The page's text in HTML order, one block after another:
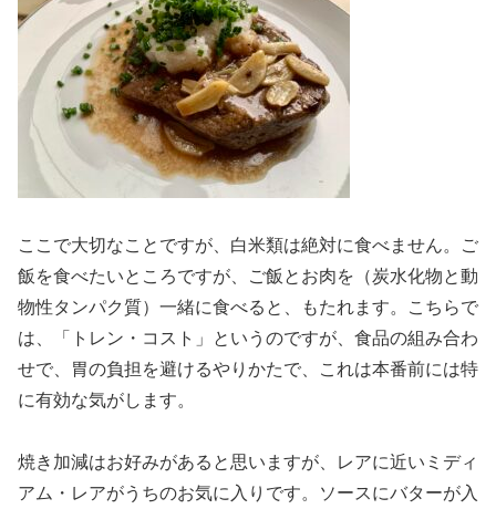
ここで大切なことですが、白米類は絶対に食べません。ご
飯を食べたいところですが、ご飯とお肉を（炭水化物と動
物性タンパク質）一緒に食べると、もたれます。こちらで
は、「トレン・コスト」というのですが、食品の組み合わ
せで、胃の負担を避けるやりかたで、これは本番前には特
に有効な気がします。
焼き加減はお好みがあると思いますが、レアに近いミディ
アム・レアがうちのお気に入りです。ソースにバターが入